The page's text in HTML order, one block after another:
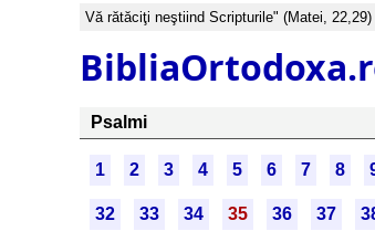
Vă rătăciţi neştiind Scripturile" (Matei, 22,29)
Psalmi
1 2 3 4 5 6 7 8
32 33 34 35 36 37